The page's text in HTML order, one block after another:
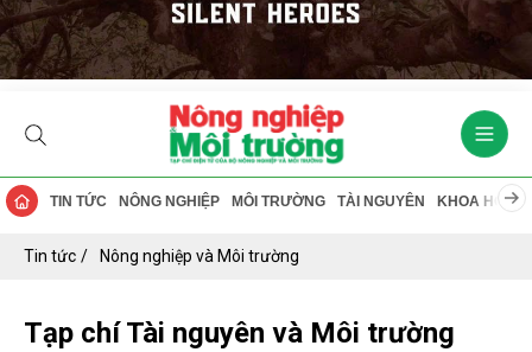
TIN TỨC NÔNG NGHIỆP MÔI TRƯỜNG TÀI NGUYÊN KHOA HỌC
Tin tức Nông nghiệp và Môi trường
Tạp chí Tài nguyên và Môi trường